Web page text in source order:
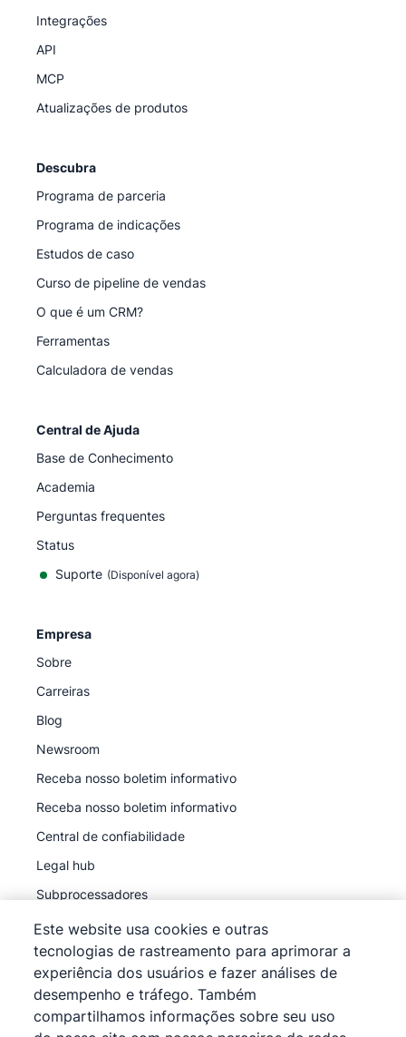
Integrações
API
MCP
Atualizações de produtos
Descubra
Programa de parceria
Programa de indicações
Estudos de caso
Curso de pipeline de vendas
O que é um CRM?
Ferramentas
Calculadora de vendas
Central de Ajuda
Base de Conhecimento
Academia
Perguntas frequentes
Status
Suporte (Disponível agora)
Empresa
Sobre
Carreiras
Blog
Newsroom
Receba nosso boletim informativo
Receba nosso boletim informativo
Central de confiabilidade
Legal hub
Subprocessadores
©2026Pipedrive
Pipedrive
Termos de Serviço
Este website usa cookies e outras
tecnologias de rastreamento para aprimorar a
experiência dos usuários e fazer análises de
desempenho e tráfego. Também
compartilhamos informações sobre seu uso